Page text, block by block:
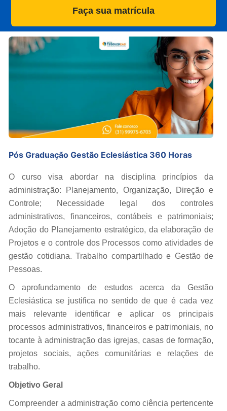
Faça sua matrícula
Pós Graduação Gestão Eclesiástica 360 Horas
O curso visaabordar na disciplina princípios da
administração: Planejamento, Organização, Direção e
Controle; Necessidade legal dos controles
administrativos, financeiros, contábeis e patrimoniais;
Adoção do Planejamento estratégico, da elaboração de
Projetos e o controle dos Processos como atividades de
gestão cotidiana. Trabalho compartilhado e Gestão de
Pessoas.
O aprofundamento de estudos acerca da Gestão
Eclesiástica se justifica no sentido de que é cada vez
mais relevante identificar e aplicar os principais
processos administrativos, financeiros e patrimoniais, no
tocante à administração das igrejas, casas de formação,
projetos sociais, ações comunitárias e relações de
trabalho.
Objetivo Geral
Compreender a administração como ciência pertencente